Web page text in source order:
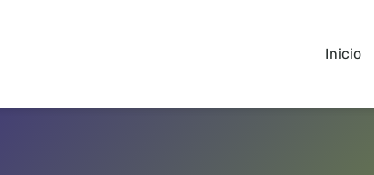
Inicio